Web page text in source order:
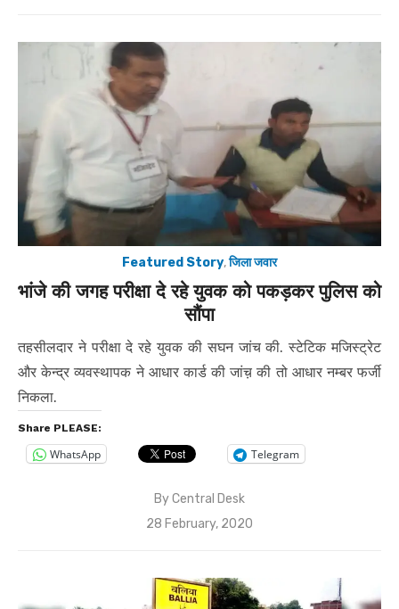
Featured Story,जिला जवार
भांजे की जगह परीक्षा दे रहे युवक को पकड़कर पुलिस को
सौंपा
तहसीलदार ने परीक्षा दे रहे युवक की सघन जांच की. स्टेटिक मजिस्ट्रेट
और केन्द्र व्यवस्थापक ने आधार कार्ड की जांच़ की तो आधार नम्बर फर्जी
निकला.
Share PLEASE:
WhatsApp Telegram
ByCentral Desk
Posted
28 February, 2020